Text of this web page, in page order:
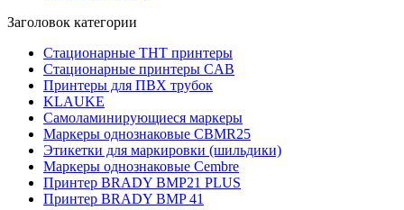
Заголовок категории
Стационарные THT принтеры
Стационарные принтеры CAB
Принтеры для ПВХ трубок
KLAUKE
Самоламинирующиеся маркеры
Маркеры однознаковые CBMR25
Этикетки для маркировки (шильдики)
Маркеры однознаковые Cembre
Принтер BRADY BMP21 PLUS
Принтер BRADY BMP 41